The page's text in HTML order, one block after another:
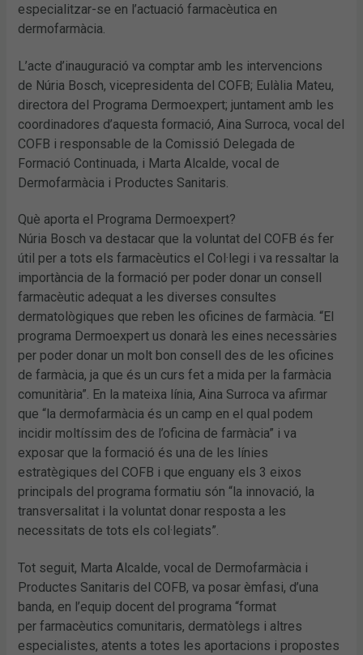
especialitzar-se en l’actuació farmacèutica en
dermofarmàcia.
L’acte d’inauguració va comptar amb les intervencions
de Núria Bosch, vicepresidenta del COFB; Eulàlia Mateu,
directora del Programa Dermoexpert; juntament amb les
coordinadores d’aquesta formació, Aina Surroca, vocal del
COFB i responsable de la Comissió Delegada de
Formació Continuada, i Marta Alcalde, vocal de
Dermofarmàcia i Productes Sanitaris.
Què aporta el Programa Dermoexpert?
Núria Bosch va destacar que la voluntat del COFB és fer
útil per a tots els farmacèutics el Col·legi i va ressaltar la
importància de la formació per poder donar un consell
farmacèutic adequat a les diverses consultes
dermatològiques que reben les oficines de farmàcia. “El
programa Dermoexpert us donarà les eines necessàries
per poder donar un molt bon consell des de les oficines
de farmàcia, ja que és un curs fet a mida per la farmàcia
comunitària”. En la mateixa línia, Aina Surroca va afirmar
que “la dermofarmàcia és un camp en el qual podem
incidir moltíssim des de l’oficina de farmàcia” i va
exposar que la formació és una de les línies
estratègiques del COFB i que enguany els 3 eixos
principals del programa formatiu són “la innovació, la
transversalitat i la voluntat donar resposta a les
necessitats de tots els col·legiats”.
Tot seguit, Marta Alcalde, vocal de Dermofarmàcia i
Productes Sanitaris del COFB, va posar èmfasi, d’una
banda, en l’equip docent del programa “format
per farmacèutics comunitaris, dermatòlegs i altres
especialistes, atents a totes les aportacions i propostes